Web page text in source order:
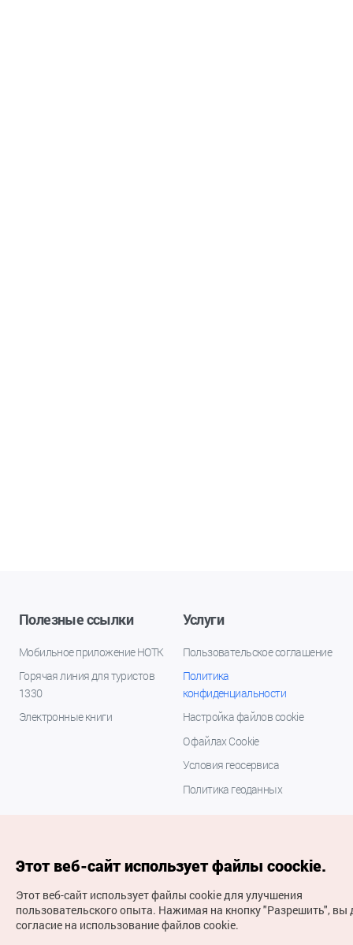
Полезные ссылки
Мобильное приложение НОТК
Горячая линия для туристов
1330
Электронные книги
Услуги
Пользовательское соглашение
Политика
конфиденциальности
Настройка файлов cookie
О файлах Cookie
Условия геосервиса
Политика геоданных
(с) Национальная организация туризма Кореи Все
Этот веб-сайт использует файлы coockie.
Этот веб-сайт использует файлы cookie для улучшения
пользовательского опыта. Нажимая на кнопку "Разрешить", вы
согласие на использование файлов cookie.